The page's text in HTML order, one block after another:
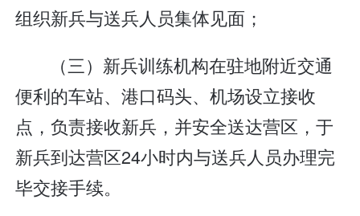
组织新兵与送兵人员集体见面；
（三）新兵训练机构在驻地附近交通
便利的车站、港口码头、机场设立接收
点，负责接收新兵，并安全送达营区，于
新兵到达营区24小时内与送兵人员办理完
毕交接手续。